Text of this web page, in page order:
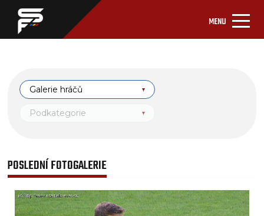
MENU
Galerie hráčů
Podkategorie
POSLEDNÍ FOTOGALERIE